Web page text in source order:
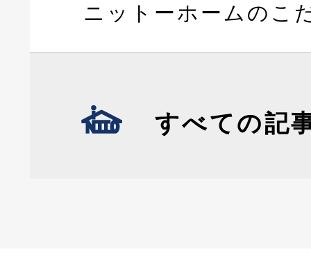
ニットーホームのこ
すべての記